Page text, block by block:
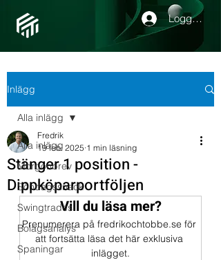
Logga in
Inlägg
Alla inlägg
Morgonbrev
Söndagssnack
Swingtrades
Bolagsanalys
Spaningar
Alla inlägg
Stänger 1 position -
Dippköparportföljen
Fredrik
19 feb. 2025 1 min läsning
Vill du läsa mer?
Prenumerera på fredrikochtobbe.se för
att fortsätta läsa det här exklusiva
inlägget.